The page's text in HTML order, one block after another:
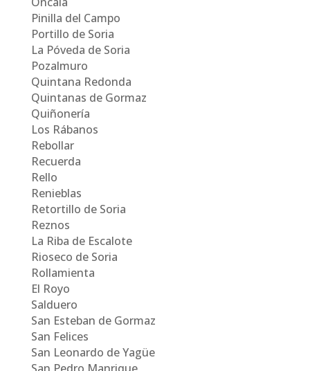
Pinilla del Campo
Portillo de Soria
La Póveda de Soria
Pozalmuro
Quintana Redonda
Quintanas de Gormaz
Quiñonería
Los Rábanos
Rebollar
Recuerda
Rello
Renieblas
Retortillo de Soria
Reznos
La Riba de Escalote
Rioseco de Soria
Rollamienta
El Royo
Salduero
San Esteban de Gormaz
San Felices
San Leonardo de Yagüe